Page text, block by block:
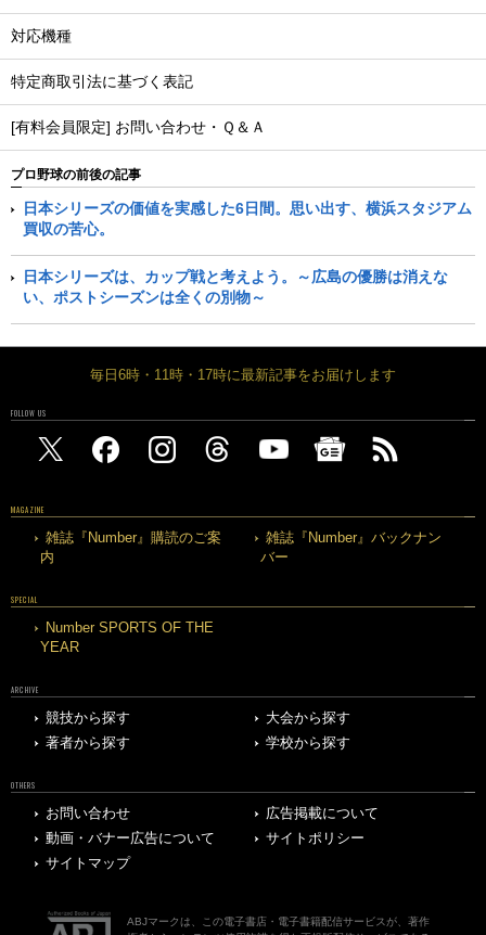
対応機種
特定商取引法に基づく表記
[有料会員限定] お問い合わせ・Ｑ＆Ａ
プロ野球の前後の記事
日本シリーズの価値を実感した6日間。思い出す、横浜スタジアム
買収の苦心。
日本シリーズは、カップ戦と考えよう。～広島の優勝は消えな
い、ポストシーズンは全くの別物～
毎日6時・11時・17時に最新記事をお届けします
FOLLOW US
MAGAZINE
雑誌『Number』購読のご案
内
雑誌『Number』バックナン
バー
SPECIAL
Number SPORTS OF THE
YEAR
ARCHIVE
競技から探す
大会から探す
著者から探す
学校から探す
OTHERS
お問い合わせ
広告掲載について
動画・バナー広告について
サイトポリシー
サイトマップ
ABJマークは、この電子書店・電子書籍配信サービスが、著作